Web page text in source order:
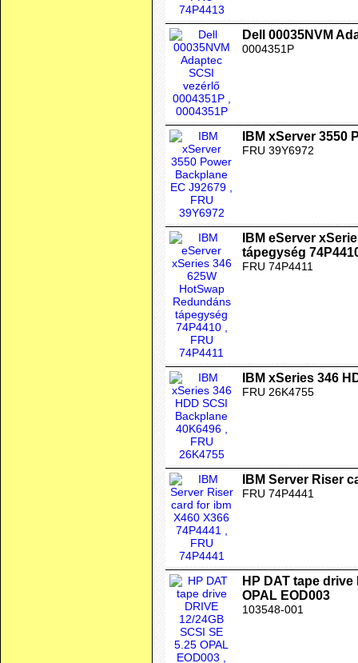
Dell 00035NVM
0004351P
IBM xServer 3550
FRU 39Y6972
IBM eServer
tápegység
FRU 74P4411
IBM xSeries 346
FRU 26K4755
IBM Server Riser
FRU 74P4441
HP DAT tape drive
OPAL EOD003
103548-001